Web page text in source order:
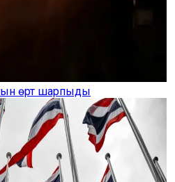
өрт шарпыды